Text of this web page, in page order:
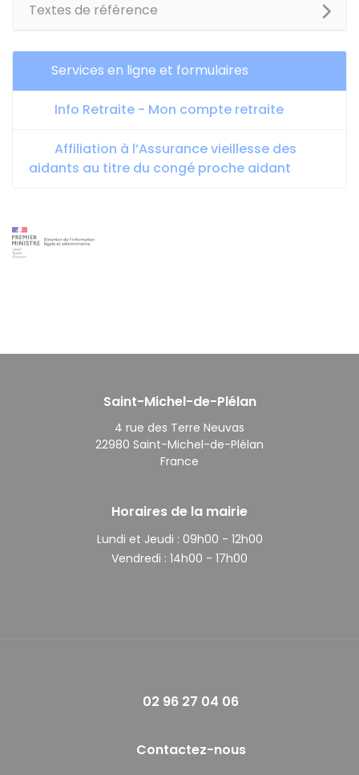
Textes de référence
Services en ligne et formulaires
Info Retraite - Mon compte retraite
Affiliation à l’Assurance vieillesse des
aidants au titre du congé proche aidant
Saint-Michel-de-Plélan
4 rue des Terre Neuvas
22980 Saint-Michel-de-Plélan
France
Horaires de la mairie
Lundi et Jeudi : 09h00 - 12h00
Vendredi : 14h00 - 17h00
02 96 27 04 06
Contactez-nous